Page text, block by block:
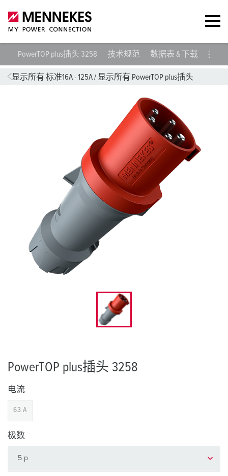
PowerTOP plus插头 3258 技术规范 数据表 & 下载 指令
显示所有 标准16A - 125A/ 显示所有 PowerTOP plus插头
PowerTOP plus插头 3258
电流
63 A
极数